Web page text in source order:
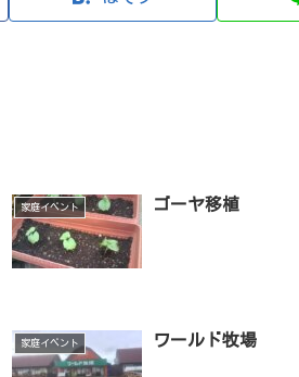
家庭イベント ゴーヤ移植
家庭イベント ワールド牧場